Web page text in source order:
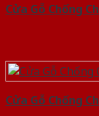
Cửa Gỗ Chống
Cửa Gỗ Chống